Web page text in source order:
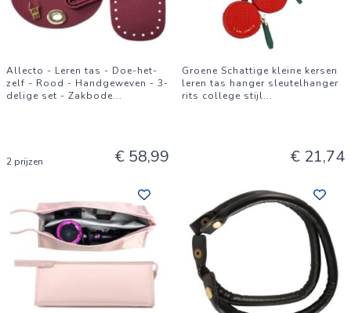
Allecto - Leren tas - Doe-het-
zelf - Rood - Handgeweven - 3-
delige set - Zakbode...
2 prijzen € 58,99
Groene Schattige kleine kersen
leren tas hanger sleutelhanger
rits college stijl...
€ 21,74